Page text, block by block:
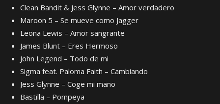
Clean Bandit & Jess Glynne – Amor verdadero
Maroon 5 – Se mueve como Jagger
Leona Lewis – Amor sangrante
James Blunt – Eres Hermoso
John Legend – Todo de mi
Sigma feat. Paloma Faith – Cambiando
Jess Glynne – Coge mi mano
Bastilla – Pompeya